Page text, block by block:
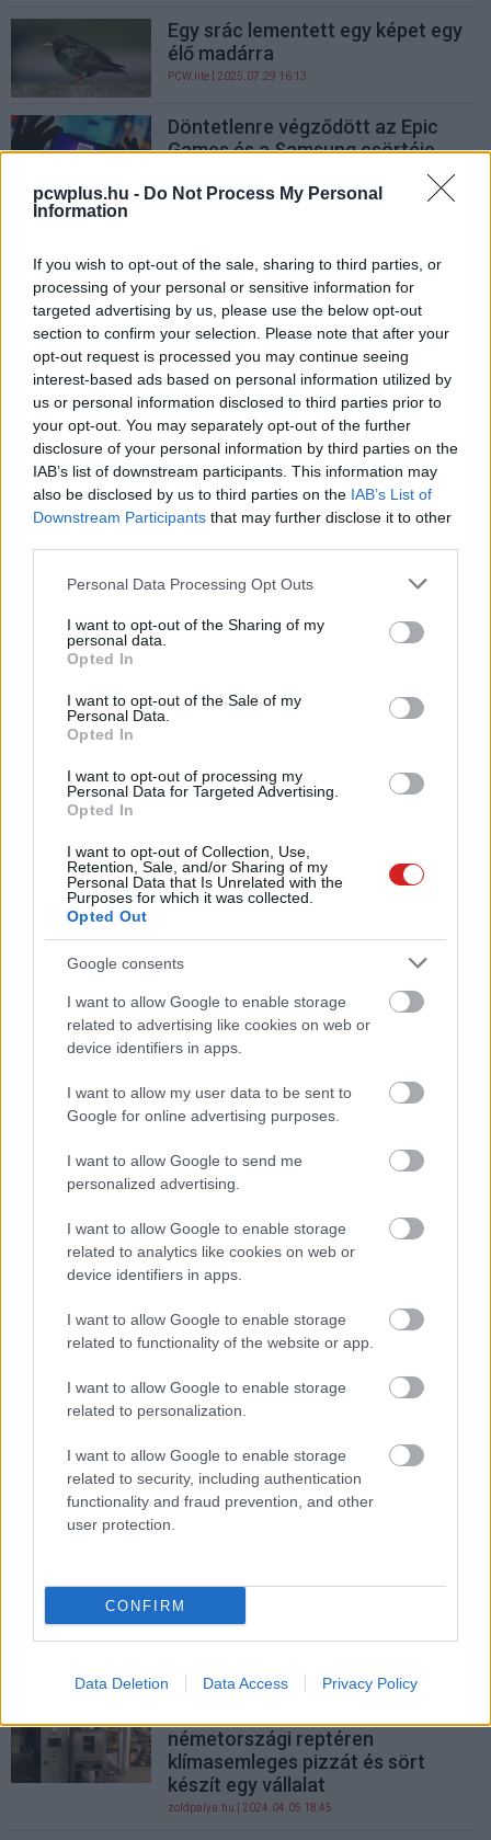
pcwplus.hu - Do Not Process My Personal
Information
If you wish to opt-out of the sale, sharing to third parties, or
processing of your personal or sensitive information for
targeted advertising by us, please use the below opt-out
section to confirm your selection. Please note that after your
opt-out request is processed you may continue seeing
interest-based ads based on personal information utilized by
us or personal information disclosed to third parties prior to
your opt-out. You may separately opt-out of the further
disclosure of your personal information by third parties on the
IAB’s list of downstream participants. This information may
also be disclosed by us to third parties on the IAB’s List of
Downstream Participants that may further disclose it to other
Please note that this website/app uses one or more Google
not limited to your visit or usage behaviour. You may click to
grant or deny consent to Google and its third-party tags to
use your data for below specified purposes in below Google
consent section.
Personal Data Processing Opt Outs
I want to opt-out of the Sharing of my
personal data.
Opted In
I want to opt-out of the Sale of my
Personal Data.
Opted In
I want to opt-out of processing my
Personal Data for Targeted Advertising.
Opted In
I want to opt-out of Collection, Use,
Retention, Sale, and/or Sharing of my
Personal Data that Is Unrelated with the
Purposes for which it was collected.
Opted Out
Google consents
I want to allow Google to enable storage
related to advertising like cookies on web or
device identifiers in apps.
I want to allow my user data to be sent to
Google for online advertising purposes.
I want to allow Google to send me
personalized advertising.
I want to allow Google to enable storage
related to analytics like cookies on web or
device identifiers in apps.
I want to allow Google to enable storage
related to functionality of the website or app.
I want to allow Google to enable storage
related to personalization.
I want to allow Google to enable storage
related to security, including authentication
functionality and fraud prevention, and other
user protection.
CONFIRM
Data Deletion Data Access Privacy Policy
Egy srác lementett egy képet egy
élő madárra
PCW.lite | 2025.07.29 16:13
Döntetlenre végződött az Epic
Games és a Samsung csörtéje
PCW.lite| 2025.05.23 08:02
Merevlemezek
újrahasznosításával csökkentheti
Kínától való függőségét az USA
| 2025.04.22 18:12
Trump oktatási minisztere nem
tudja rendesen kimondani az AI
szót, de igazából egészen jó
ötletet adott
PCW.lite | 2025.04.16 19:03
Megéri PC-t építeni magadnak?
Ezeket a kérdéseket válaszold
meg, hogy kiderítsd
az Instagramra
Mark Zuckerberg hangos
Glorious Model D 2 Pro Wireless
4K/8K teszt – precíz
Részben használhatatlanok
lesznek az iPhone-ok
hangerőszabályzó gombjai a
PCW.lite| 2024.09.01 10:38
sem kíméli
zoldpalya.hu
Nem hangzik túl jól: mindent
megjegyez a Microsoft új
mesterséges intelligenciája, amit
PCW.pro| 2024.05.21 08:20
ChatGPT, ami a képernyődön
történik
Honor 200 Lite teszt – ez lett a
hazai szolgáltatók kedvence, de
miért is?
Menő retró telefont mutatott be a
Heineken, de az a célja, hogy ne
használjuk
németországi reptéren
klímasemleges pizzát és sört
készít egy vállalat
zoldpalya.hu | 2024.04.05 18:45